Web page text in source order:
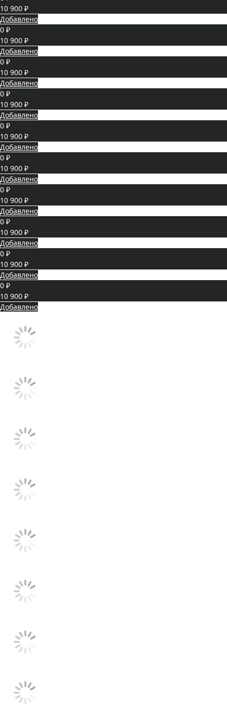
10 900 ₽
Добавлено
0 ₽
10 900 ₽
Добавлено
0 ₽
10 900 ₽
Добавлено
0 ₽
10 900 ₽
Добавлено
0 ₽
10 900 ₽
Добавлено
0 ₽
10 900 ₽
Добавлено
0 ₽
10 900 ₽
Добавлено
0 ₽
10 900 ₽
Добавлено
0 ₽
10 900 ₽
Добавлено
0 ₽
10 900 ₽
Добавлено